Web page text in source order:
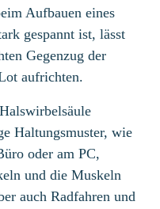
Aufbauen eines
gespannt ist, lässt
Gegenzug der
aufrichten.
Haltungsmuster, wie
oder am PC,
und die Muskeln
auch Radfahren und